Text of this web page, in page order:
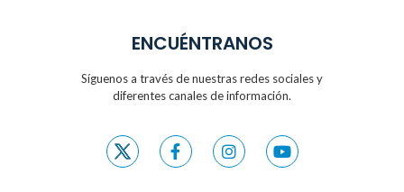
ENCUÉNTRANOS
Síguenos a través de nuestras redes sociales y
diferentes canales de información.